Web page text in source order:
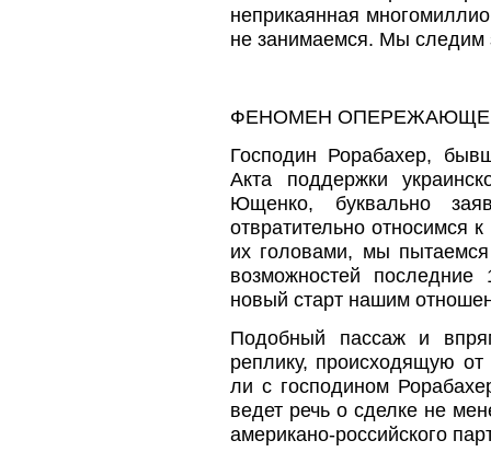
неприкаянная
не занимаемся. Мы
ФЕНОМЕН
Господин Рорабахер,
Акта поддержки
Ющенко, буквально
отвратительно относимся
их головами, мы
возможностей
новый старт нашим
Подобный пассаж и
реплику, происходящую
ли с господином
ведет речь о сделке не
американо-российского